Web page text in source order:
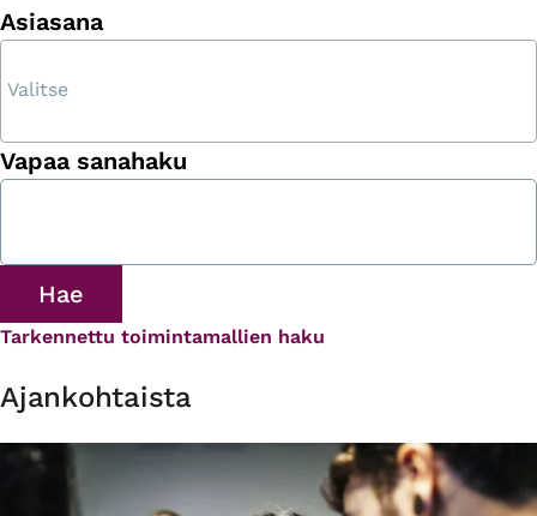
Asiasana
Vapaa sanahaku
Tarkennettu toimintamallien haku
Ajankohtaista